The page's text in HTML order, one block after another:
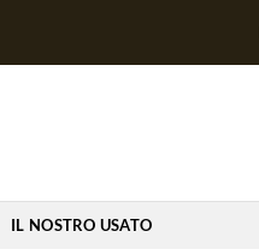
IL NOSTRO USATO